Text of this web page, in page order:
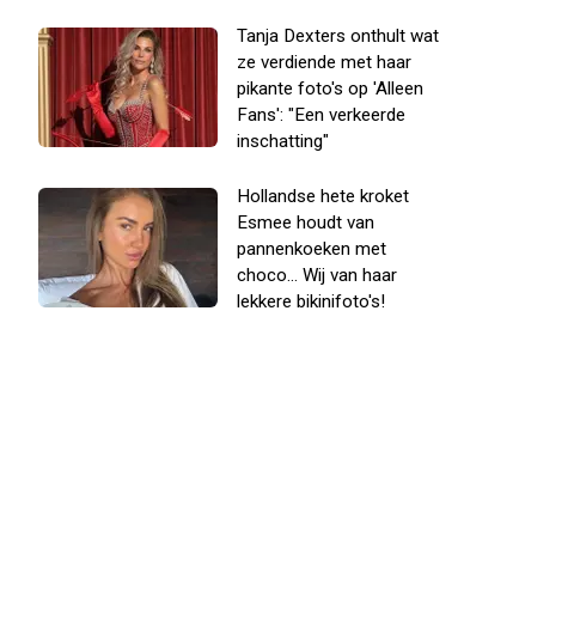
Tanja Dexters onthult wat
ze verdiende met haar
pikante foto's op 'Alleen
Fans': "Een verkeerde
inschatting"
Hollandse hete kroket
Esmee houdt van
pannenkoeken met
choco... Wij van haar
lekkere bikinifoto's!